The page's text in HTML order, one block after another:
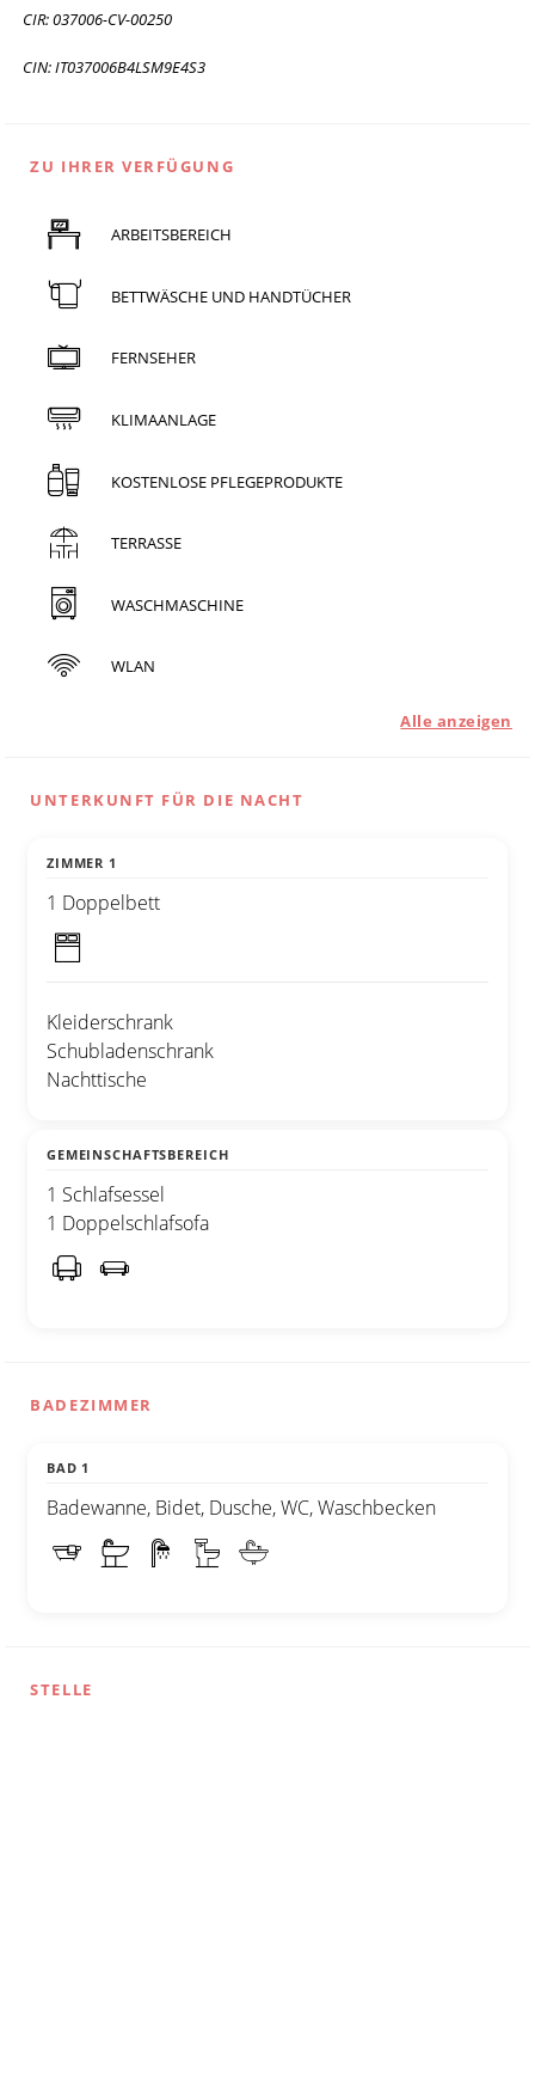
CIR: 037006-CV-00250
CIN: IT037006B4LSM9E4S3
ZU IHRER VERFÜGUNG
ARBEITSBEREICH
BETTWÄSCHE UND HANDTÜCHER
FERNSEHER
KLIMAANLAGE
KOSTENLOSE PFLEGEPRODUKTE
TERRASSE
WASCHMASCHINE
WLAN
Alle anzeigen
UNTERKUNFT FÜR DIE NACHT
ZIMMER 1
1 Doppelbett
Kleiderschrank
Schubladenschrank
Nachttische
GEMEINSCHAFTSBEREICH
1 Schlafsessel
1 Doppelschlafsofa
BADEZIMMER
BAD 1
Badewanne, Bidet, Dusche, WC, Waschbecken
STELLE